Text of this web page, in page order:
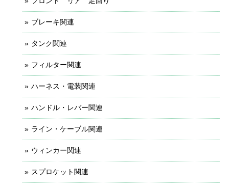
ブレーキ関連
タンク関連
フィルター関連
ハーネス・電装関連
ハンドル・レバー関連
ライン・ケーブル関連
ウィンカー関連
スプロケット関連